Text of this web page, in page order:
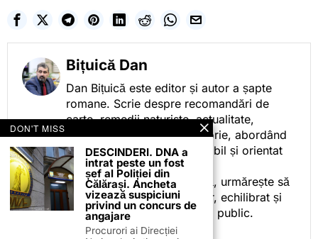
Bițuică Dan
Dan Bițuică este editor și autor a șapte
romane. Scrie despre recomandări de
carte, remedii naturiste, actualitate,
cotidian politic, sport și istorie, abordând
subiectele într-un stil accesibil și orientat
spre informare.
Prin activitatea sa editorială, urmărește să
ofere cititorilor conținut clar, echilibrat și
relevant, adaptat interesului public.
DON'T MISS
DESCINDERI. DNA a
intrat peste un fost
șef al Poliției din
Călărași. Ancheta
vizează suspiciuni
privind un concurs de
angajare
Procurori ai Direcției